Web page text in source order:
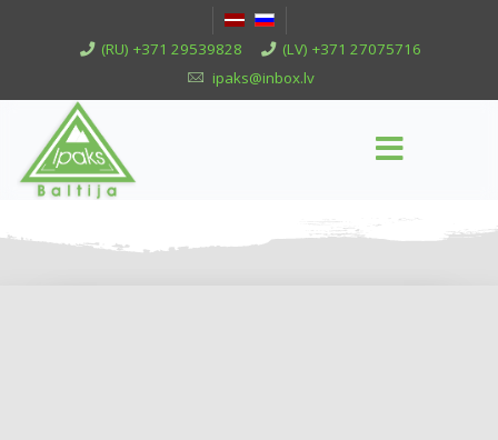
(RU) +371 29539828
(LV) +371 27075716
ipaks@inbox.lv